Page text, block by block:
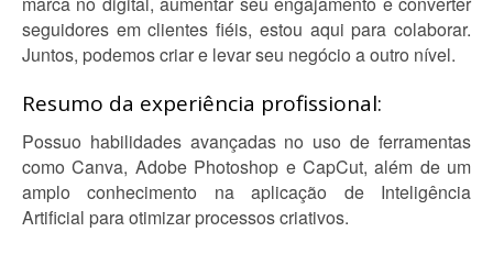
seguidores em clientes fiéis, estou aqui para colaborar.
Juntos, podemos criar e levar seu negócio a outro nível.
Resumo da experiência profissional:
Possuo habilidades avançadas no uso de ferramentas
como Canva, Adobe Photoshop e CapCut, além de um
amplo conhecimento na aplicação de Inteligência
Artificial para otimizar processos criativos.